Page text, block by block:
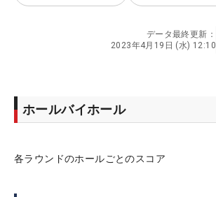
データ最終更新：
2023年4月19日 (水) 12:10
ホールバイホール
各ラウンドのホールごとのスコア